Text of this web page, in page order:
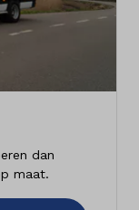
dan
maat.